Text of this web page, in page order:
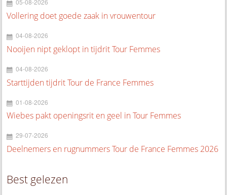
05-08-2026
Vollering doet goede zaak in vrouwentour
04-08-2026
Nooijen nipt geklopt in tijdrit Tour Femmes
04-08-2026
Starttijden tijdrit Tour de France Femmes
01-08-2026
Wiebes pakt openingsrit en geel in Tour Femmes
29-07-2026
Deelnemers en rugnummers Tour de France Femmes 2026
Best gelezen